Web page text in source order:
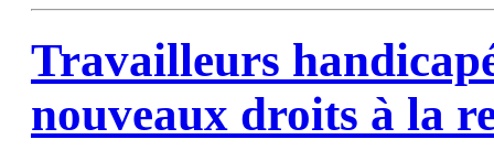
Travailleurs
nouveaux droits à la